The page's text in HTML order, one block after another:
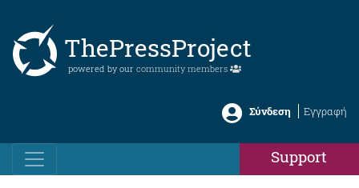
ThePressProject
powered by our community members
Σύνδεση Εγγραφή
Support